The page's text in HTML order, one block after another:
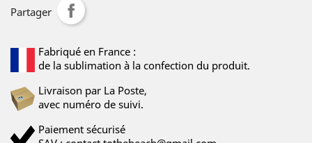
Partager
Fabriqué en France :
de la sublimation à la confection du produit.
Livraison par La Poste,
avec numéro de suivi.
Paiement sécurisé